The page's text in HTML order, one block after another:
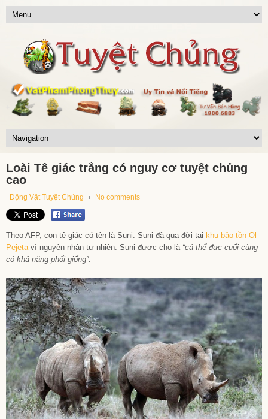
Loài Tê giác trắng có nguy cơ tuyệt chủng
cao
Động Vật Tuyệt Chủng No comments
Theo AFP, con tê giác có tên là Suni. Suni đã qua đời tại khu bảo tồn Ol
Pejetavì nguyên nhân tự nhiên. Suni được cho là “cá thể đực cuối cùng
có khả năng phối giống”.